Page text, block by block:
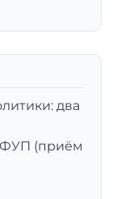
два
(приём